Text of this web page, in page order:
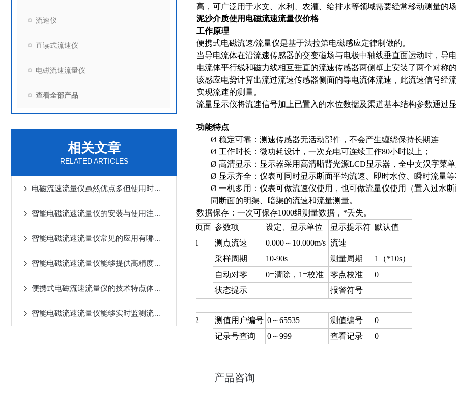
流速仪
直读式流速仪
电磁流速流量仪
查看全部产品
相关文章
RELATED ARTICLES
电磁流速流量仪虽然优点多但使用时也需要注意一些问题
智能电磁流速流量仪的安装与使用注意事项
智能电磁流速流量仪常见的应用有哪些？
智能电磁流速流量仪能够提供高精度的流量数据
便携式电磁流速流量仪的技术特点体现在哪些方面？
智能电磁流速流量仪能够实时监测流体的流速和流量
高，可广泛用于水文、水利、农灌、给排水等领域需要经常移动测量的场
泥沙介质使用电磁流速流量仪价格
工作原理
便携式电磁流速/流量仪是基于法拉第电磁感应定律制做的。
当导电流体在沿流速传感器的交变磁场与电极中轴线垂直面运动时，导
电流体平行线和磁力线相互垂直的流速传感器两侧壁上安装了两个对称
该感应电势计算出流过流速传感器侧面的导电流体流速，此流速信号经
实现流速的测量。
流量显示仪将流速信号加上已置入的水位数据及渠道基本结构参数通过
功能特点
Ø 稳定可靠：测速传感器无活动部件，不会产生缠绕保
Ø 工作时长：微功耗设计，一次充电可连续工作80小时以上；
Ø 高清显示：显示器采用高清晰背光源LCD显示器，全中文汉字菜
Ø 显示齐全：仪表可同时显示断面平均流速、即时水位、瞬时流量等
Ø 一机多用：仪表可做流速仪使用，也可做流量仪使用（置入过水
同断面的明渠、暗渠的流速和流量测量。
数据保存：一次可保存1000组测量数据，*丢失。
页面 参数项 设定、显示单位 显示提示符 默认值
1
测点流速 0.000～10.000m/s 流速
采样周期
10-90s 测量周期
1（*10s）
自动对零
0=清除，1=校准 零点校准
0
状态提示
报警符号
2 测值用户编号 0～65535 测值编号
0
记录号查询
0～999 查看记录 0
产品咨询